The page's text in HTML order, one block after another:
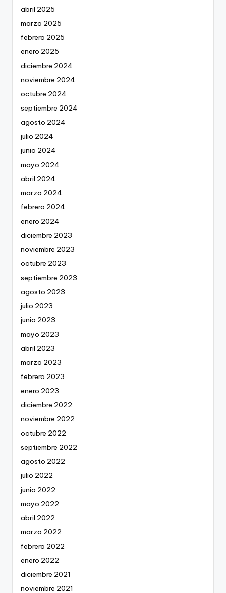
abril 2025
marzo 2025
febrero 2025
enero 2025
diciembre 2024
noviembre 2024
octubre 2024
septiembre 2024
agosto 2024
julio 2024
junio 2024
mayo 2024
abril 2024
marzo 2024
febrero 2024
enero 2024
diciembre 2023
noviembre 2023
octubre 2023
septiembre 2023
agosto 2023
julio 2023
junio 2023
mayo 2023
abril 2023
marzo 2023
febrero 2023
enero 2023
diciembre 2022
noviembre 2022
octubre 2022
septiembre 2022
agosto 2022
julio 2022
junio 2022
mayo 2022
abril 2022
marzo 2022
febrero 2022
enero 2022
diciembre 2021
noviembre 2021